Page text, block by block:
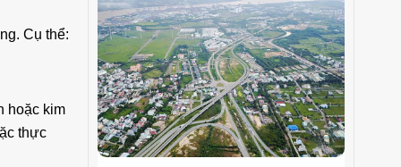
Cụ thể:
hoặc kim
thực